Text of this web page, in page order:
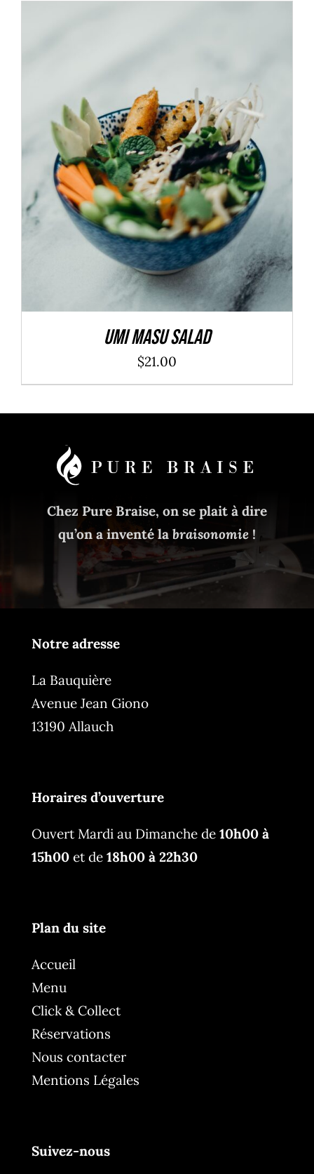
ADD TO CART / DÉTAILS
Umi Masu Salad
$21.00
Chez Pure Braise, on se plait à dire
qu’on a inventé la braisonomie !
Notre adresse
La Bauquière
Avenue Jean Giono
13190 Allauch
Horaires d’ouverture
Ouvert Mardi au Dimanche de10h00 à
15h00 et de18h00 à 22h30
Plan du site
Accueil
Menu
Click & Collect
Réservations
Nous contacter
Mentions Légales
Suivez-nous